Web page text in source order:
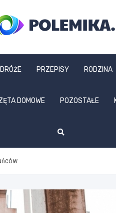
PRZEPISY RODZINA
DOMOWE POZOSTAŁE